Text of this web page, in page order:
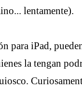
lentamente).
para iPad,
la tengan